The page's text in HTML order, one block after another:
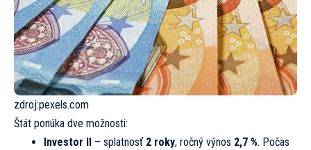
zdroj:pexels.com
Štát ponúka dve možnosti:
Investor II
– splatnosť 2 roky, ročný výnos 2,7 %. Počas